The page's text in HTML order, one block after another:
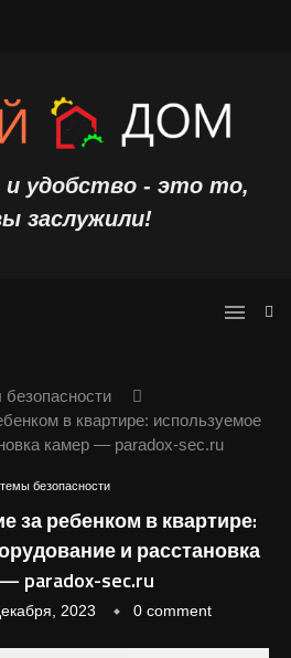
и удобство - это то,
заслужили!
в квартире: используемое
камер — paradox-sec.ru
безопасности
за ребенком в квартире:
и расстановка
paradox-sec.ru
2023 0 comment